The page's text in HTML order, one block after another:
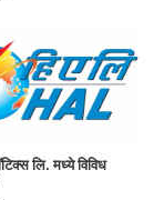
लि. मध्ये विविध